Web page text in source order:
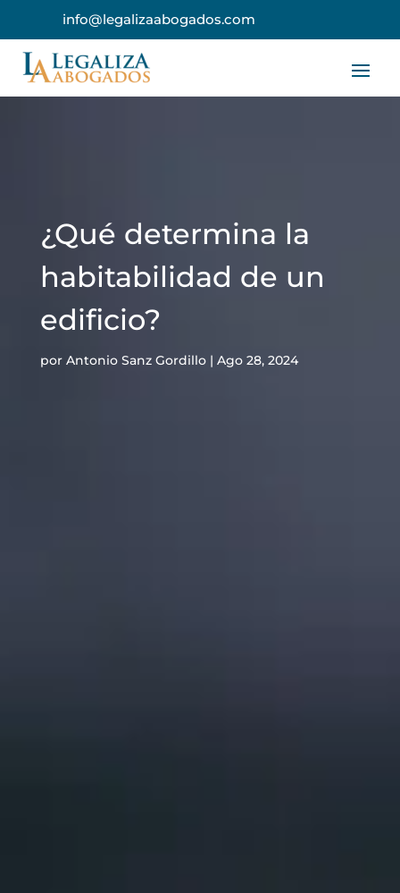
info@legalizaabogados.com
¿Qué determina la
habitabilidad de un
edificio?
por Antonio Sanz Gordillo| Ago 28, 2024